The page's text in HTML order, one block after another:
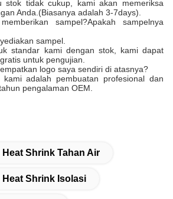
stok tidak cukup, kami akan memeriksa
Anda.(Biasanya adalah 3-7days).
sampel?Apakah sampelnya
sampel.
standar kami dengan stok, kami dapat
untuk pengujian.
logo saya sendiri di atasnya?
adalah pembuatan profesional dan
pengalaman OEM.
Shrink Tahan Air
Shrink Isolasi